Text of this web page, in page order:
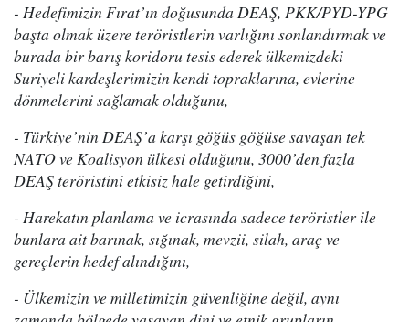
- Hedefimizin Fırat’ın doğusunda DEAŞ, PKK/PYD-YPG
başta olmak üzere teröristlerin varlığını sonlandırmak ve
burada bir barış koridoru tesis ederek ülkemizdeki
Suriyeli kardeşlerimizin kendi topraklarına, evlerine
dönmelerini sağlamak olduğunu,
- Türkiye’nin DEAŞ’a karşı göğüs göğüse savaşan tek
NATO ve Koalisyon ülkesi olduğunu, 3000’den fazla
DEAŞ teröristini etkisiz hale getirdiğini,
- Harekatın planlama ve icrasında sadece teröristler ile
bunlara ait barınak, sığınak, mevzii, silah, araç ve
gereçlerin hedef alındığını,
- Ülkemizin ve milletimizin güvenliğine değil, aynı